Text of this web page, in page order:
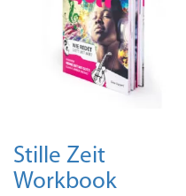
Stille Zeit
Workbook